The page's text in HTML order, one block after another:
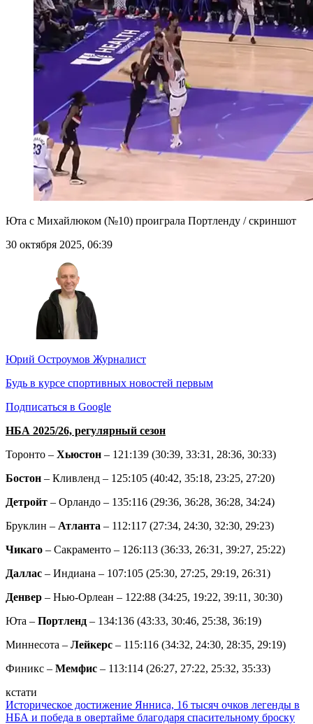
Юта с Михайлюком (№10) проиграла Портленду / скриншот
30 октября 2025, 06:39
Юрий Остроумов Журналист
Будь в курсе спортивных новостей первым
Подписаться в Google
НБА 2025/26, регулярный сезон
Торонто – Хьюстон – 121:139 (30:39, 33:31, 28:36, 30:33)
Бостон – Кливленд – 125:105 (40:42, 35:18, 23:25, 27:20)
Детройт – Орландо – 135:116 (29:36, 36:28, 36:28, 34:24)
Бруклин – Атланта – 112:117 (27:34, 24:30, 32:30, 29:23)
Чикаго – Сакраменто – 126:113 (36:33, 26:31, 39:27, 25:22)
Даллас – Индиана – 107:105 (25:30, 27:25, 29:19, 26:31)
Денвер – Нью-Орлеан – 122:88 (34:25, 19:22, 39:11, 30:30)
Юта – Портленд – 134:136 (43:33, 30:46, 25:38, 36:19)
Миннесота – Лейкерс – 115:116 (34:32, 24:30, 28:35, 29:19)
Финикс – Мемфис – 113:114 (26:27, 27:22, 25:32, 35:33)
кстати
Историческое достижение Янниса, 16 тысяч очков легенды в
НБА и победа в овертайме благодаря спасительному броску